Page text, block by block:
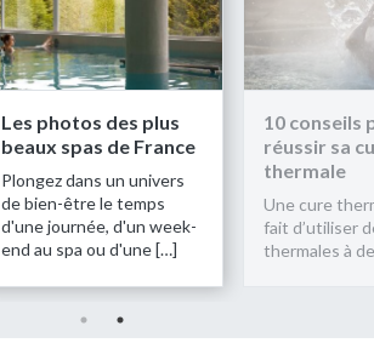
Les photos des plus
beaux spas de France
Plongez dans un univers
de bien-être le temps
d'une journée, d'un week-
end au spa ou d'une […]
10 conseils
réussir sa
thermale
Une cure
fait d’utiliser
thermales à